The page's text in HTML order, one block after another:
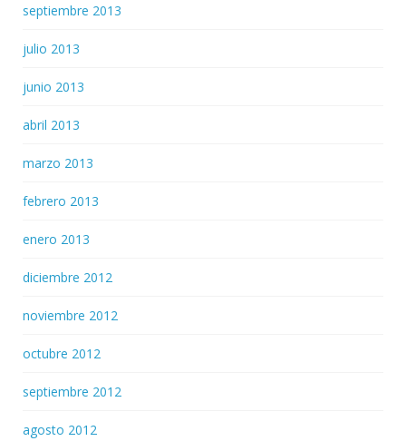
septiembre 2013
julio 2013
junio 2013
abril 2013
marzo 2013
febrero 2013
enero 2013
diciembre 2012
noviembre 2012
octubre 2012
septiembre 2012
agosto 2012